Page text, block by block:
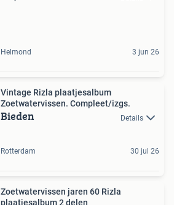
Helmond 3 jun 26
Vintage Rizla plaatjesalbum
Zoetwatervissen. Compleet/izgs.
Bieden Details
Rotterdam 30 jul 26
Zoetwatervissen jaren 60 Rizla
plaatjesalbum 2 delen